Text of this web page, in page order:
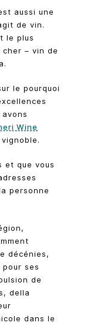
aussi une
de vin.
le plus
– vin de
le pourquoi
Wine
et que vous
personne
décénies,
ses
de
della
dans le